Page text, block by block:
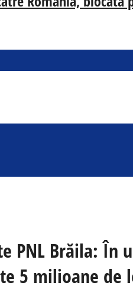
PNL Brăila: În
5 milioane de